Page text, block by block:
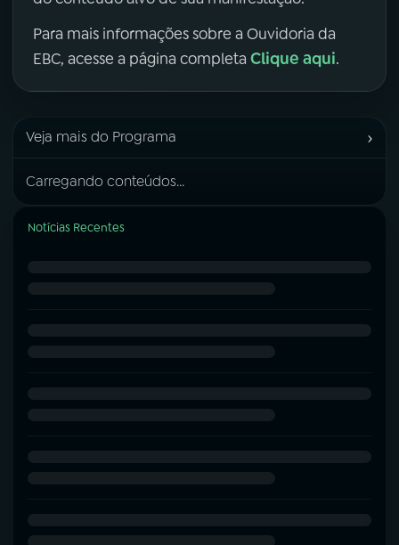
Para mais informações sobre a Ouvidoria da
EBC, acesse a página completa Clique aqui.
Veja mais do Programa ›
Carregando conteúdos...
Notícias Recentes